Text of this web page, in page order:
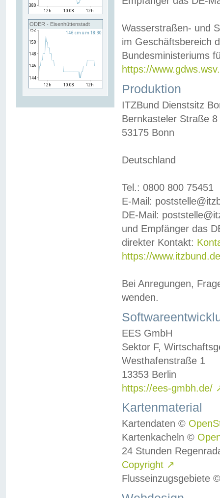
ODER - Eisenhüttenstadt
Wasserstraßen- und
im Geschäftsbereich
Bundesministeriums
https://
Produktion
ITZBund Dienstsitz
Bernkasteler Straße 8
53175 Bonn
Deutschland
Tel.: 0800 800 75451
E-Mail:
DE-Mail:
und Empfänger das
direkter Kontakt:
https://
Bei Anregungen,
wenden.
EES GmbH
Sektor F,
Westhafenstraße 1
13353 Berlin
https://ees-gmbh.de/
Kartenmaterial
Kartendaten ©
Kartenkacheln ©
24 Stunden
Copyright ↗
Flusseinzugsgebiete